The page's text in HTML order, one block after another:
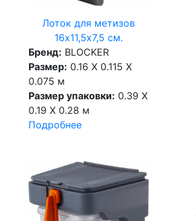
Лоток для метизов
16х11,5х7,5 см.
Бренд: BLOCKER
Размер: 0.16 X 0.115 X
0.075 м
Размер упаковки: 0.39 X
0.19 X 0.28 м
Подробнее